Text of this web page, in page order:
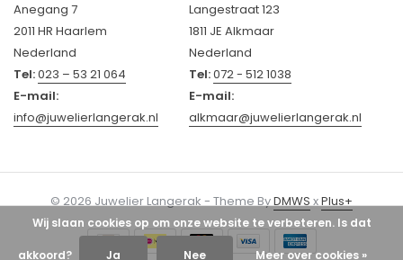
Anegang 7
2011 HR Haarlem
Nederland
Tel:023 – 53 21 064
E-mail:
info@juwelierlangerak.nl
Langestraat 123
1811 JE Alkmaar
Nederland
Tel:072 - 512 1038
E-mail:
alkmaar@juwelierlangerak.nl
© 2026 Juwelier Langerak - Theme ByDMWSxPlus+
Wij slaan cookies op om onze website te verbeteren. Is dat
akkoord? Ja Nee Meer over cookies »